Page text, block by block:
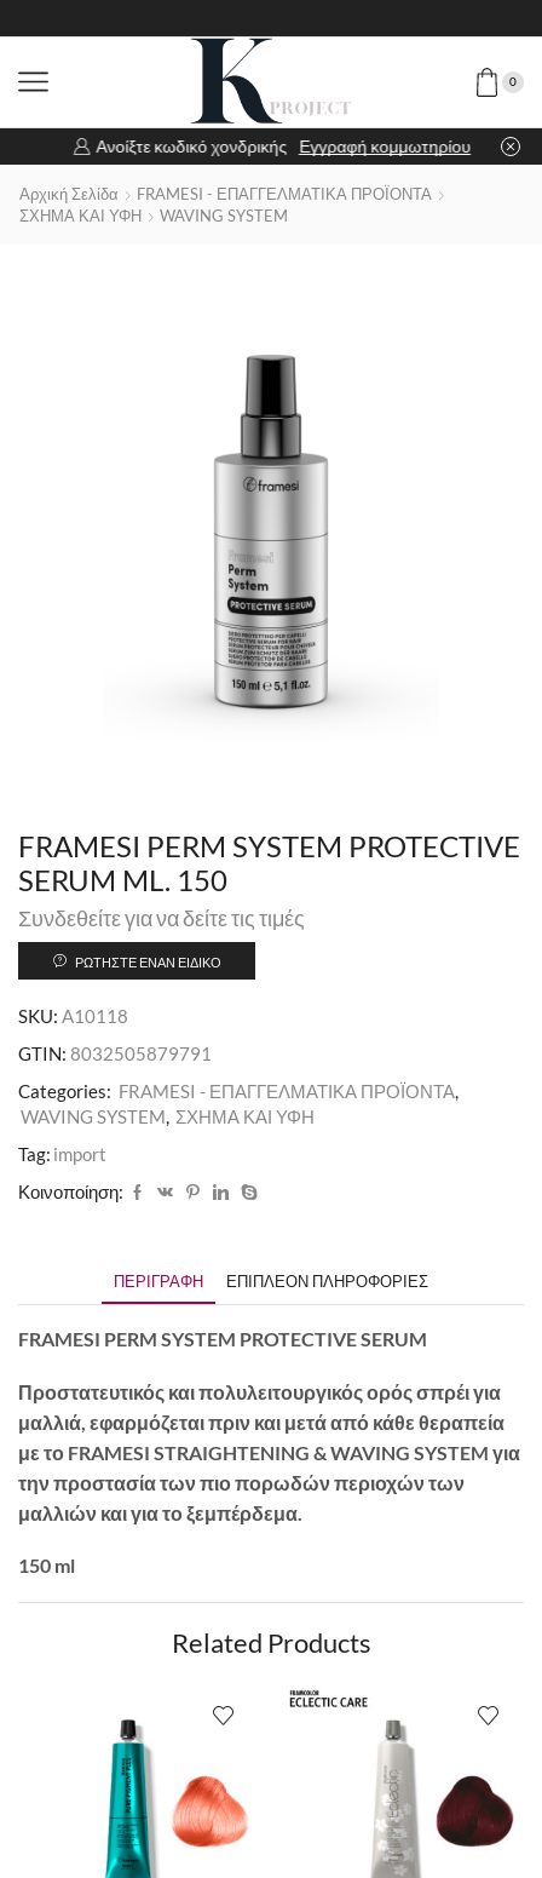
0
Ανοίξτε κωδικό χονδρικής Εγγραφή κομμωτηρίου
Αρχική Σελίδα
FRAMESI - ΕΠΑΓΓΕΛΜΑΤΙΚΑ ΠΡΟΪΟΝΤΑ
ΣΧΗΜΑ ΚΑΙ ΥΦΗ
WAVING SYSTEM
FRAMESI PERM SYSTEM PROTECTIVE
SERUM ML. 150
Συνδεθείτε για να δείτε τις τιμές
ΡΩΤΉΣΤΕ ΈΝΑΝ ΕΙΔΙΚΌ
SKU: A10118
GTIN: 8032505879791
Categories: FRAMESI - ΕΠΑΓΓΕΛΜΑΤΙΚΑ ΠΡΟΪΟΝΤΑ,
WAVING SYSTEM, ΣΧΗΜΑ ΚΑΙ ΥΦΗ
Tag: import
Κοινοποίηση:
ΠΕΡΙΓΡΑΦΉ ΕΠΙΠΛΈΟΝ ΠΛΗΡΟΦΟΡΊΕΣ
FRAMESI PERM SYSTEM PROTECTIVE SERUM
Προστατευτικός και πολυλειτουργικός ορός σπρέι για
μαλλιά, εφαρμόζεται πριν και μετά από κάθε θεραπεία
με το FRAMESI STRAIGHTENING & WAVING SYSTEM για
την προστασία των πιο πορωδών περιοχών των
μαλλιών και για το ξεμπέρδεμα.
150 ml
Related Products